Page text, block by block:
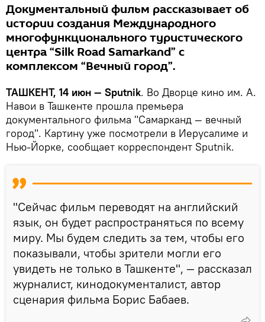
Документальный фильм рассказывает об
истории создания Международного
многофункционального туристического
центра “Silk Road Samarkand” с
комплексом “Вечный город”.
ТАШКЕНТ, 14 июн — Sputnik. Во Дворце кино им. А.
Навои в Ташкенте прошла премьера
документального фильма "Самарканд — вечный
город". Картину уже посмотрели в Иерусалиме и
Нью-Йорке, сообщает корреспондент Sputnik.
"Сейчас фильм переводят на английский
язык, он будет распространяться по всему
миру. Мы будем следить за тем, чтобы его
показывали, чтобы зрители могли его
увидеть не только в Ташкенте", — рассказал
журналист, кинодокументалист, автор
сценария фильма Борис Бабаев.